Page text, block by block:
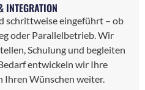
INTEGRATION
schrittweise eingeführt – ob
oder Parallelbetrieb. Wir
Schulung und begleiten
entwickeln wir Ihre
Ihren Wünschen weiter.